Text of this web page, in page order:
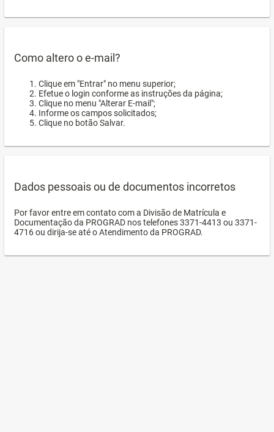
Como altero o e-mail?
Clique em "Entrar" no menu superior;
Efetue o login conforme as instruções da página;
Clique no menu "Alterar E-mail";
Informe os campos solicitados;
Clique no botão Salvar.
Dados pessoais ou de documentos incorretos
Por favor entre em contato com a Divisão de Matrícula e
Documentação da PROGRAD nos telefones 3371-4413 ou 3371-
4716 ou dirija-se até o Atendimento da PROGRAD.